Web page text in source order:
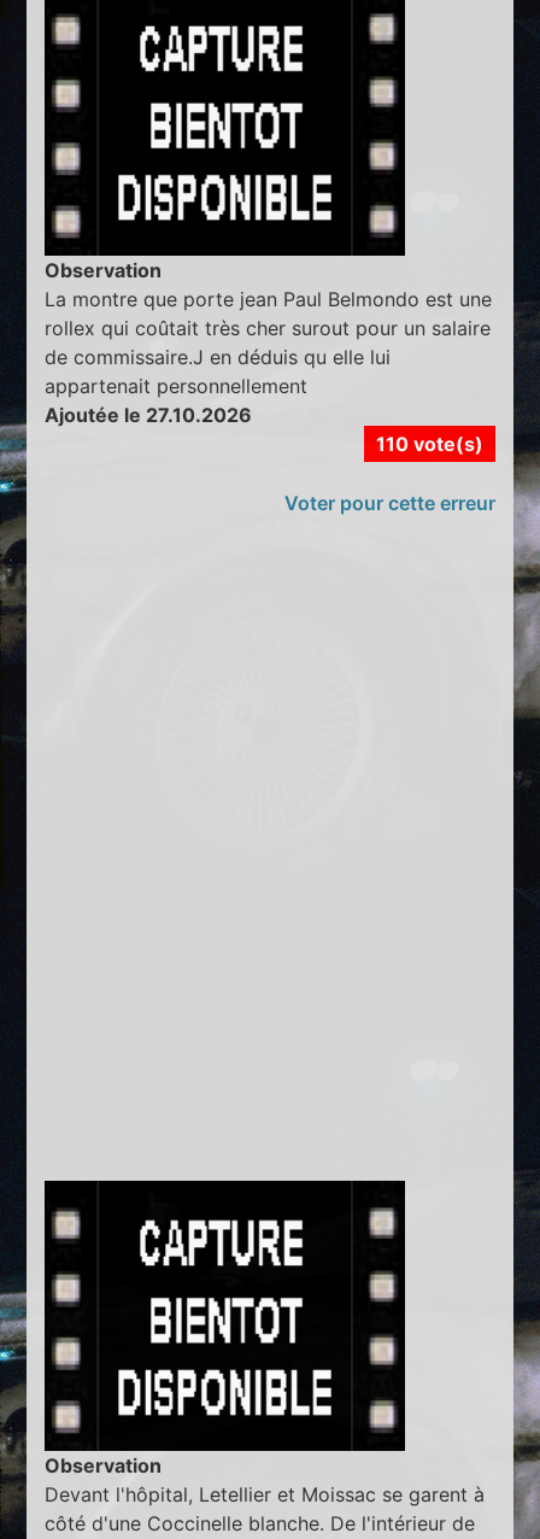
Observation
La montre que porte jean Paul Belmondo est une
rollex qui coûtait très cher surout pour un salaire
de commissaire.J en déduis qu elle lui
appartenait personnellement
Ajoutée le 27.10.2026
110 vote(s)
Voter pour cette erreur
Observation
Devant l'hôpital, Letellier et Moissac se garent à
côté d'une Coccinelle blanche. De l'intérieur de